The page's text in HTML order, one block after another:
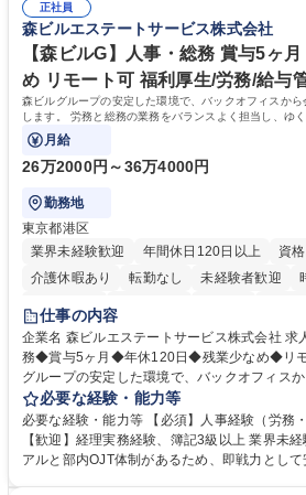
万～・残業10H◆食品原料・健康食品の商社
演算ができる方 ・業務ルールや指示を理解し、行動で
学歴：大学院 大学 短大 語学力： 資格：
正社員
森ビルエステートサービス株式会社
【森ビルG】人事・総務 賞与5ヶ
め リモート可 福利厚生/労務/給与
森ビルグループの安定した環境で、バックオフィスか
します。 労務と総務の業務をバランスよく担当し、ゆ
にも挑戦できる、やりがいある環境です。
月給
26万2000円～36万4000円
勤務地
東京都港区
業界未経験歓迎
年間休日120日以上
資
介護休暇あり
転勤なし 未経験者歓迎
経験者歓迎
完全週休2日制
交通費支給 長期歓迎
仕事の内容
企業名 森ビルエステートサービス株式会社 求人名 【森ビルG】人事・総
務◆賞与5ヶ月◆年休120日◆残業少なめ◆リモート可 仕事の
グループの安定した環境で、バックオフィス
をお任せします。 労務と総務の業務をバラン
度改定などのコア業務にも挑戦できる、やりがいあ
理、給与計算、社会保険手続き、年末調整等
き、社内規定の改定や人事制度改定などのコ
必要な経験・能力等
必要な経験・能力等 【必須】人事経験（労務
【歓迎】経理実務経験、簿記3級以上 業界未
アルと部内OJT体制があるため、即戦力として